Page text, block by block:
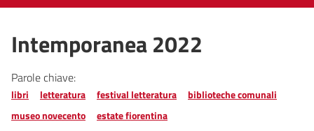
Intemporanea 2022
Parole chiave:
libri letteratura festival letteratura
biblioteche comunali
museo novecento
estate fiorentina